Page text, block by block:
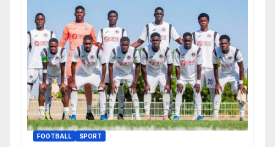
FOOTBALL SPORT